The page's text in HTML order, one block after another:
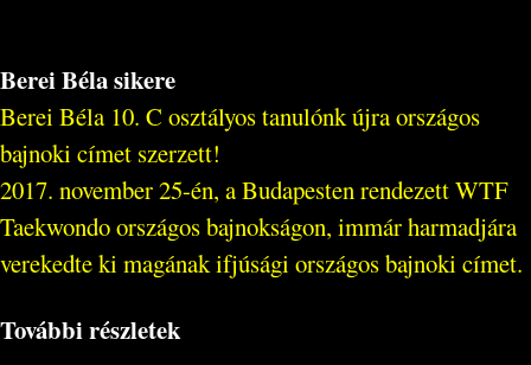
Berei Béla sikere
Berei Béla 10. C osztályos tanulónk újra országos
bajnoki címet szerzett!
2017. november 25-én, a Budapesten rendezett WTF
Taekwondo országos bajnokságon, immár harmadjára
verekedte ki magának ifjúsági országos bajnoki címet.
További részletek